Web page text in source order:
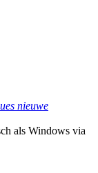
nieuwe
als Windows via